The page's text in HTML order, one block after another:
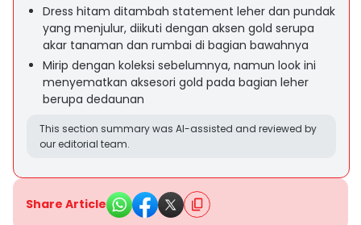
Dress hitam ditambah statement leher dan pundak
yang menjulur, diikuti dengan aksen gold serupa
akar tanaman dan rumbai di bagian bawahnya
Mirip dengan koleksi sebelumnya, namun look ini
menyematkan aksesori gold pada bagian leher
berupa dedaunan
This section summary was AI-assisted and reviewed by
our editorial team.
Share Article